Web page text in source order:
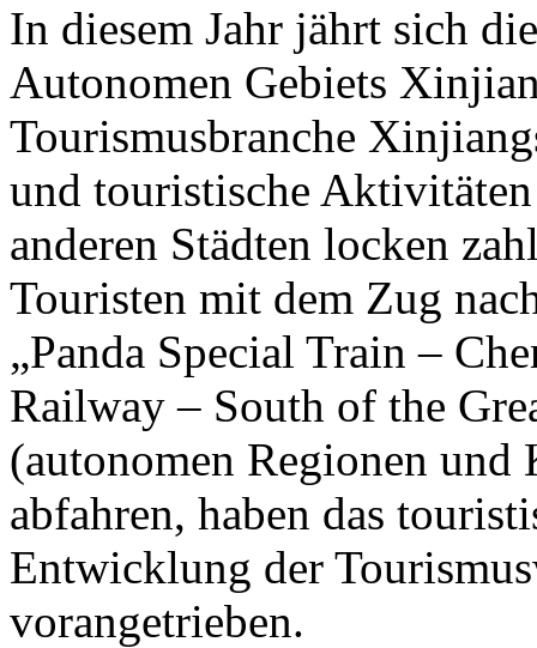
In diesem Jahr jährt sich
Autonomen Gebiets
Tourismusbranche
und touristische
anderen Städten locken
Touristen mit dem Zug
„Panda Special Train –
Railway – South of the
(autonomen Regionen
abfahren, haben das
Entwicklung der
vorangetrieben.